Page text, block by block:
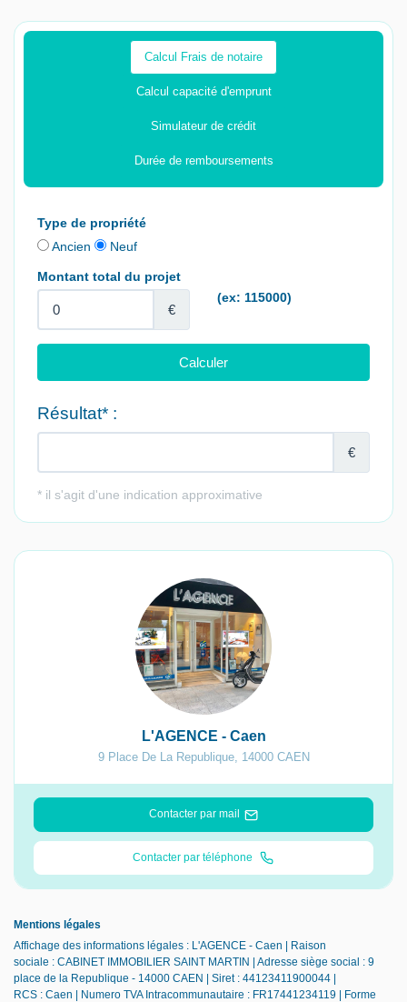
Calcul Frais de notaire
Calcul capacité d'emprunt
Simulateur de crédit
Durée de remboursements
L'AGENCE - Caen
9 Place De La Republique, 14000 CAEN
Contacter par mail
Contacter par téléphone
Mentions légales
Affichage des informations légales : L'AGENCE - Caen | Raison
sociale : CABINET IMMOBILIER SAINT MARTIN | Adresse siège social : 9
place de la Republique - 14000 CAEN | Siret : 44123411900044 |
RCS : Caen | Numero TVA Intracommunautaire : FR17441234119 | Forme